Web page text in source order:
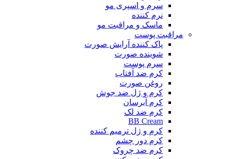
سرم و اسپری مو
نرم کننده
ماسک و مراقبت مو
مراقبت پوست
پاک کننده آرایش صورت
شوینده صورت
سرم پوست
کرم ضد آفتاب
روغن صورت
کرم و ژل ضد جوش
کرم آبرسان
کرم ضد لک
BB Cream
کرم و ژل ترمیم کننده
کرم دور چشم
کرم ضد چروک